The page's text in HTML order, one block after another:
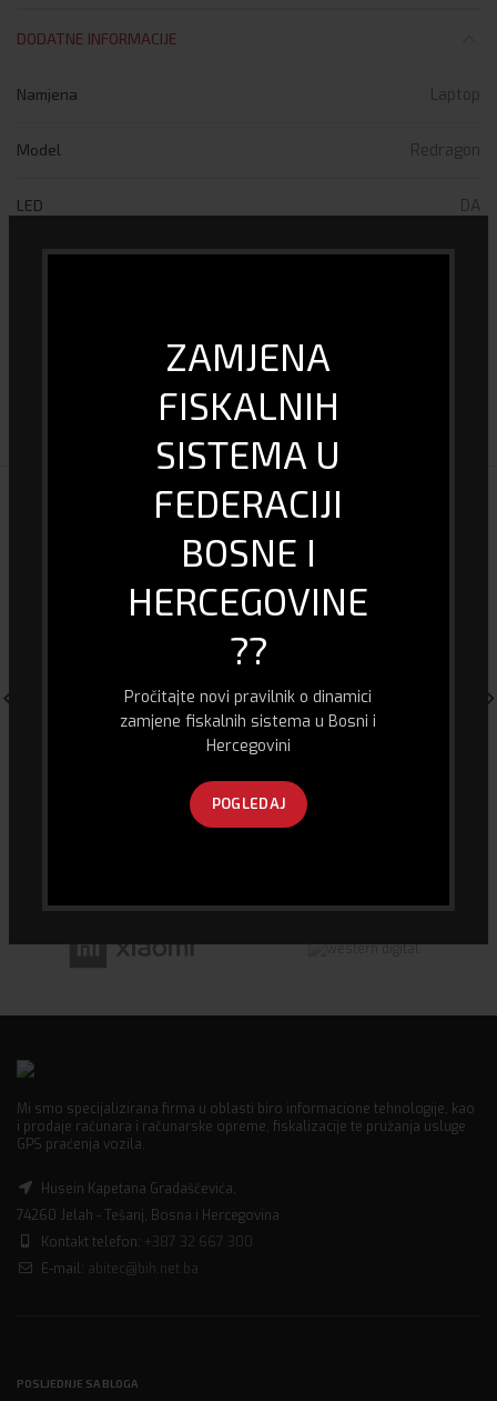
ZAMJENA
FISKALNIH
SISTEMA U
FEDERACIJI
BOSNE I
HERCEGOVINE
??
Pročitajte novi pravilnik o dinamici
zamjene fiskalnih sistema u Bosni i
Hercegovini
POGLEDAJ
DODATNE INFORMACIJE
Namjena Laptop
Model Redragon
LED DA
Vrsta
Logitech Jaybird Freedom
Ergonomic Sports Earphone
Dekstop Switch TP-Link TL-
Mi smo specijalizirana firma u oblasti biro informacione tehnologije, kao
i prodaje računara i računarske opreme, fiskalizacije te pružanja usluge
GPS praćenja vozila.
Husein Kapetana Gradaščevića,
74260 Jelah - Tešanj, Bosna i Hercegovina
Kontakt telefon: +387 32 667 300
E-mail: abitec@bih.net.ba
POSLJEDNJE SA BLOGA